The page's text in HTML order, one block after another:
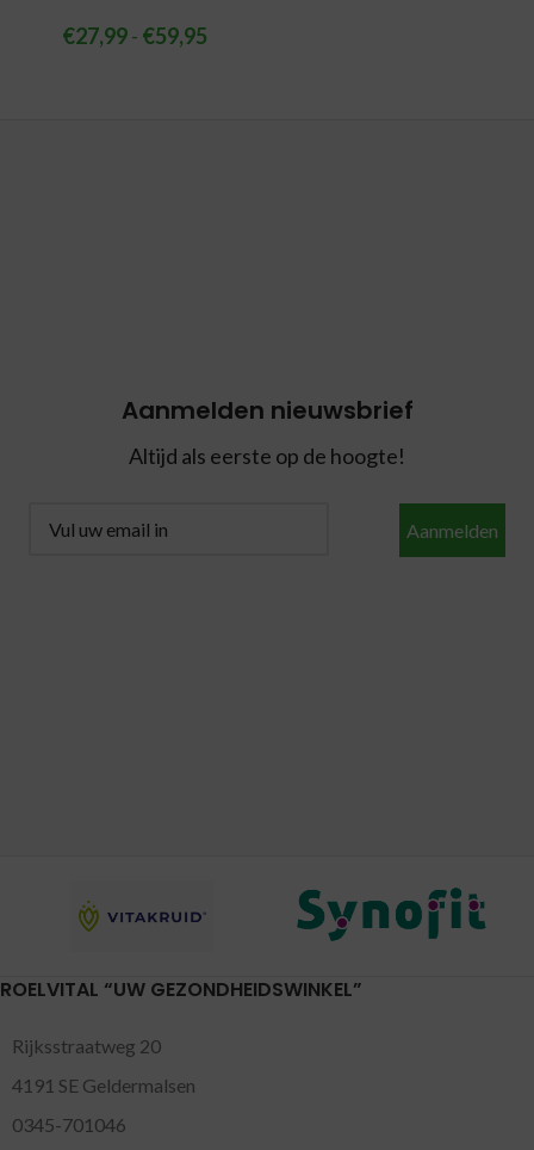
€27,99- €59,95
Aanmelden nieuwsbrief
Altijd als eerste op de hoogte!
Aanmelden
ROELVITAL “UW GEZONDHEIDSWINKEL”
Rijksstraatweg 20
4191 SE Geldermalsen
0345-701046